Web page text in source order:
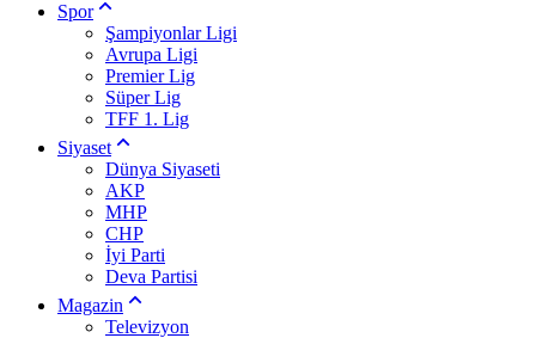
Spor
Şampiyonlar Ligi
Avrupa Ligi
Premier Lig
Süper Lig
TFF 1. Lig
Siyaset
Dünya Siyaseti
AKP
MHP
CHP
İyi Parti
Deva Partisi
Magazin
Televizyon